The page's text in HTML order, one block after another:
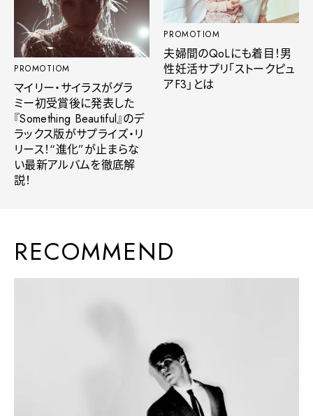
PROMOTIOM
マイリー・サイラスがグラ
ミー初受賞後に発表した
『Something Beautiful』のデ
ラックス版がサプライズ・リ
リース！“進化”が止まらな
い最新アルバムを徹底解
説！
PROMOTIOM
夫婦間のQoLにも着目！男
性妊活サプリ「ストークピュ
アF3」とは
RECOMMEND